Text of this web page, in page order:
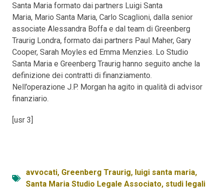
Santa Maria formato dai partners Luigi Santa
Maria, Mario Santa Maria, Carlo Scaglioni, dalla senior
associate Alessandra Boffa e dal team di Greenberg
Traurig Londra, formato dai partners Paul Maher, Gary
Cooper, Sarah Moyles ed Emma Menzies. Lo Studio
Santa Maria e Greenberg Traurig hanno seguito anche la
definizione dei contratti di finanziamento.
Nell’operazione J.P. Morgan ha agito in qualità di advisor
finanziario.
[usr 3]
avvocati, Greenberg Traurig, luigi santa maria,
Santa Maria Studio Legale Associato, studi legali